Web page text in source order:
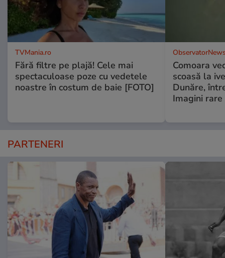
TVMania.ro
Fără filtre pe plajă! Cele mai
spectaculoase poze cu vedetele
noastre în costum de baie [FOTO]
Comoara
scoasă la
Dunăre,
Imagini rare
PARTENERI